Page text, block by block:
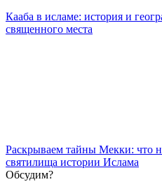
Кааба в исламе: история и
священного места
Раскрываем тайны Мекки: что
святилища истории Ислама
Обсудим?